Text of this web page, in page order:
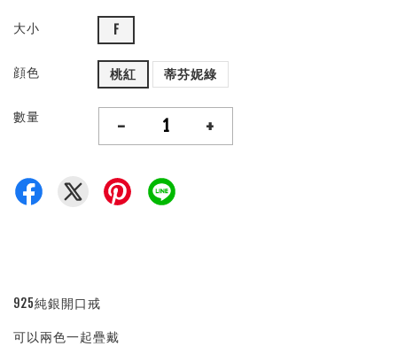
大小 F
顔色 桃紅 蒂芬妮綠
數量 - +
925純銀開口戒
可以兩色一起疊戴